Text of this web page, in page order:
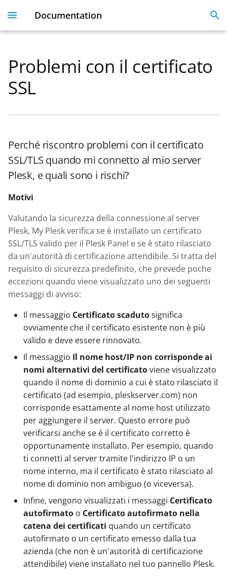
Documentation
I
t
l
i
z
n
g
s
e
Plesk 360
Dashboard & User
Dashboard
Servers
Domains
Monitoring
Websites
License Management
Licenses
Knowledge Base
Get Started With 360
FAQ
SSO
Nixstats users
migration
Migration guide
Problemi con il certificato
SSL
Perché riscontro problemi con il certificato
SSL/TLS quando mi connetto al mio server
Plesk, e quali sono i rischi?
Motivi
Valutando la sicurezza della connessione al server
Plesk, My Plesk verifica se è installato un certificato
SSL/TLS valido per il Plesk Panel e se è stato rilasciato
da un'autorità di certificazione attendibile. Si tratta del
requisito di sicurezza predefinito, che prevede poche
eccezioni quando viene visualizzato uno dei seguenti
messaggi di avviso:
Il messaggio Certificato scadutosignifica
ovviamente che il certificato esistente non è più
valido e deve essere rinnovato.
Il messaggio Il nome host/IP non corrisponde ai
nomi alternativi del certificatoviene visualizzato
quando il nome di dominio a cui è stato rilasciato il
certificato (ad esempio, pleskserver.com) non
corrisponde esattamente al nome host utilizzato
per aggiungere il server. Questo errore può
verificarsi anche se è il certificato corretto è
opportunamente installato. Per esempio, quando
ti connetti al server tramite l'indirizzo IP o un
nome interno, ma il certificato è stato rilasciato al
nome di dominio non ambiguo (o viceversa).
Infine, vengono visualizzati i messaggi Certificato
autofirmato o Certificato autofirmato nella
catena dei certificati quando un certificato
autofirmato o un certificato emesso dalla tua
azienda (che non è un'autorità di certificazione
attendibile) viene installato nel tuo pannello Plesk.